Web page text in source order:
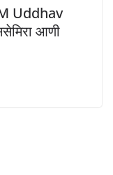
Uddhav
आणी